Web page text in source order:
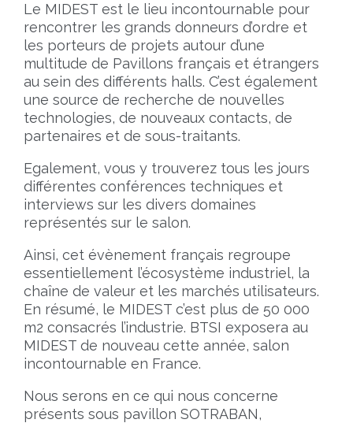
Le MIDEST est le lieu incontournable pour
rencontrer les grands donneurs d’ordre et
les porteurs de projets autour d’une
multitude de Pavillons français et étrangers
au sein des différents halls. C’est également
une source de recherche de nouvelles
technologies, de nouveaux contacts, de
partenaires et de sous-traitants.
Egalement, vous y trouverez tous les jours
différentes conférences techniques et
interviews sur les divers domaines
représentés sur le salon.
Ainsi, cet évènement français regroupe
essentiellement l’écosystème industriel, la
chaîne de valeur et les marchés utilisateurs.
En résumé, le MIDEST c’est plus de 50 000
m2 consacrés l’industrie. BTSI exposera au
MIDEST de nouveau cette année, salon
incontournable en France.
Nous serons en ce qui nous concerne
présents sous pavillon SOTRABAN,